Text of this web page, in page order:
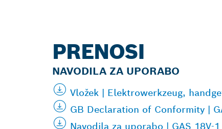
PRENOSI
NAVODILA ZA UPORABO
Vložek | Elektrowerkzeug,
GB Declaration of Conformity |
Navodila za uporabo | GAS 18V-